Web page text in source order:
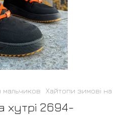
мальчиков Хайтопи зимові на
хутрі 2694-